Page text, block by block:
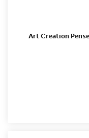
Art Creation